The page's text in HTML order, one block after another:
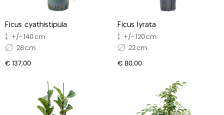
Ficus cyathistipula
140
28
€ 137,00
Ficus lyrata
120
22
€ 80,00